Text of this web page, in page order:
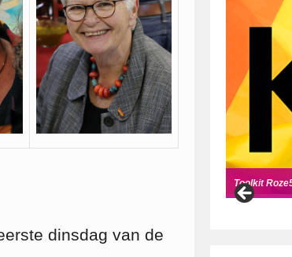
dinsdag van de
Roze50+
Toolkit
Handboek
Handreiking